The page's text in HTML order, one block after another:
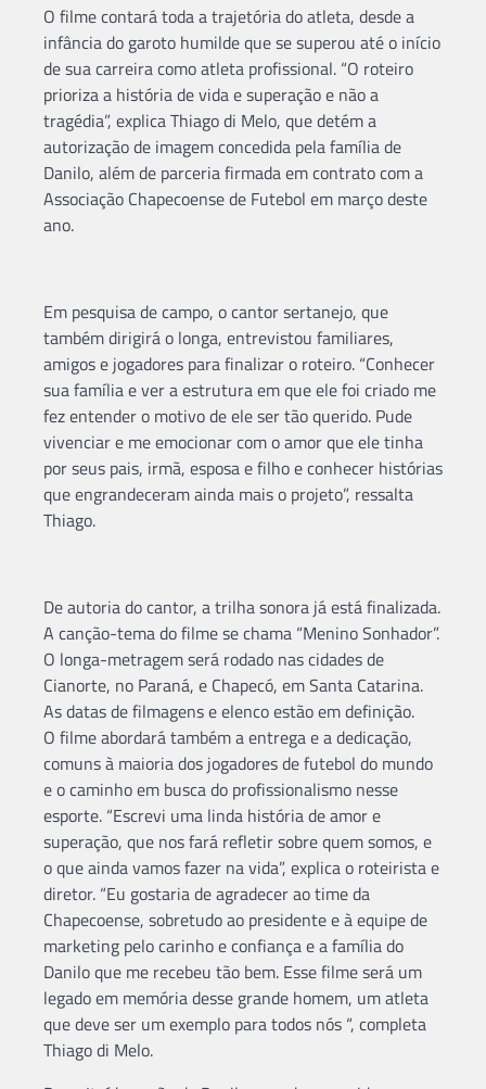
O filme contará toda a trajetória do atleta, desde a
infância do garoto humilde que se superou até o início
de sua carreira como atleta profissional. “O roteiro
prioriza a história de vida e superação e não a
tragédia”, explica Thiago di Melo, que detém a
autorização de imagem concedida pela família de
Danilo, além de parceria firmada em contrato com a
Associação Chapecoense de Futebol em março deste
ano.
Em pesquisa de campo, o cantor sertanejo, que
também dirigirá o longa, entrevistou familiares,
amigos e jogadores para finalizar o roteiro. “Conhecer
sua família e ver a estrutura em que ele foi criado me
fez entender o motivo de ele ser tão querido. Pude
vivenciar e me emocionar com o amor que ele tinha
por seus pais, irmã, esposa e filho e conhecer histórias
que engrandeceram ainda mais o projeto”, ressalta
Thiago.
De autoria do cantor, a trilha sonora já está finalizada.
A canção-tema do filme se chama “Menino Sonhador”.
O longa-metragem será rodado nas cidades de
Cianorte, no Paraná, e Chapecó, em Santa Catarina.
As datas de filmagens e elenco estão em definição.
O filme abordará também a entrega e a dedicação,
comuns à maioria dos jogadores de futebol do mundo
e o caminho em busca do profissionalismo nesse
esporte. “Escrevi uma linda história de amor e
superação, que nos fará refletir sobre quem somos, e
o que ainda vamos fazer na vida”, explica o roteirista e
diretor. “Eu gostaria de agradecer ao time da
Chapecoense, sobretudo ao presidente e à equipe de
marketing pelo carinho e confiança e a família do
Danilo que me recebeu tão bem. Esse filme será um
legado em memória desse grande homem, um atleta
que deve ser um exemplo para todos nós “, completa
Thiago di Melo.